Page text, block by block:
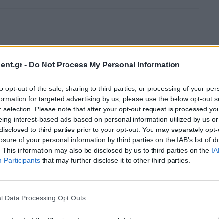
- Do Not Process My Personal Information
opt-out of the sale, sharing to third parties, or processing of your
for targeted advertising by us, please use the below opt-out
selection. Please note that after your opt-out request is processed
interest-based ads based on personal information utilized by us
to third parties prior to your opt-out. You may separately
of your personal information by third parties on the IAB’s list of
This information may also be disclosed by us to third parties on the
Participants that may further disclose it to other third parties.
Data Processing Opt Outs
Θεσσαλονίκη:
Εξαγοράσιμη ποινή 18
μηνών στον 63χρονο που
παρενόχλησε 8χρονη στο
άλσος Συκεών
Θεσσαλονίκη: 56 έλεγχοι
για τα ζώα συντροφιάς και
πρόστιμα 1.700 ευρώ